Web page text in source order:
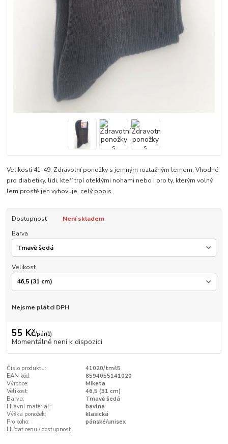
Velikosti 41-49. Zdravotní ponožky s jemným roztažným lemem. Vhodné
pro diabetiky, lidi, kteří trpí oteklými nohami nebo i pro ty, kterým volný
lem prostě jen vyhovuje. celý popis
Dostupnost
Není skladem
Barva
Velikost
Nejsme plátci DPH
55 Kč/pár(ů)
Momentálně není k dispozici
Číslo produktu:
41020/tmš5
EAN kód:
8594055141020
Výrobce:
Miketa
Velikost:
46,5 (31 cm)
Barva:
Tmavě šedá
Hlavní materiál:
bavlna
Výška ponožek:
klasická
Pro koho:
pánské/unisex
Hlídat cenu / dostupnost